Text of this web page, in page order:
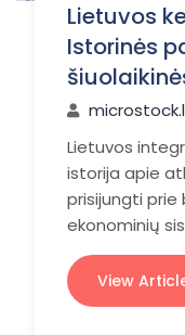
Lietuvos
Istorinės
Lietuvos
istorija apie
prisijungti prie
ekonominių
View